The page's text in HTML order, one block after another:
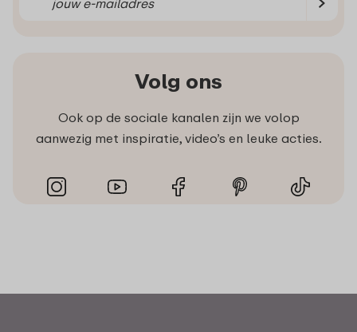
Volg ons
Ook op de sociale kanalen zijn we volop
aanwezig met inspiratie, video’s en leuke acties.